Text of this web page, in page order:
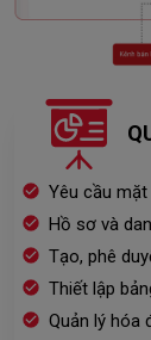
Yêu cầu
Hồ sơ và
Tạo, phê
Thiết lập
Quản lý hóa